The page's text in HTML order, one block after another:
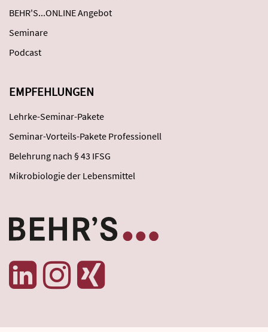
BEHR'S...ONLINE Angebot
Seminare
Podcast
EMPFEHLUNGEN
Lehrke-Seminar-Pakete
Seminar-Vorteils-Pakete Professionell
Belehrung nach § 43 IFSG
Mikrobiologie der Lebensmittel